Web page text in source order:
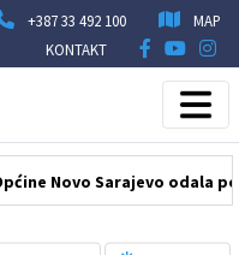
+387 33 492 100
MAP
KONTAKT
Sarajevo odala počast